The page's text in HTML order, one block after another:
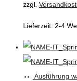
zzgl.
Lieferzeit: 2-4
Ausführung